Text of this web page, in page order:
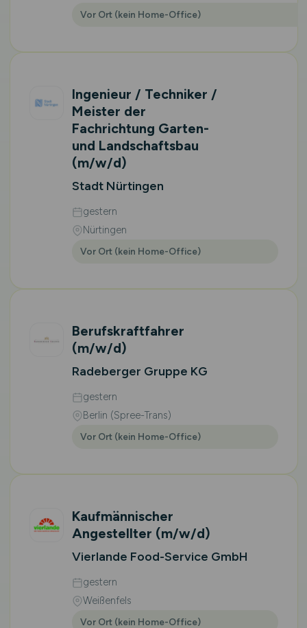
Vor Ort (kein Home-Office)
Ingenieur / Techniker /
Meister der
Fachrichtung Garten-
und Landschaftsbau
(m/w/d)
Stadt Nürtingen
gestern
Nürtingen
Vor Ort (kein Home-Office)
Berufskraftfahrer
(m/w/d)
Radeberger Gruppe KG
gestern
Berlin (Spree-Trans)
Vor Ort (kein Home-Office)
Kaufmännischer
Angestellter (m/w/d)
Vierlande Food-Service GmbH
gestern
Weißenfels
Vor Ort (kein Home-Office)